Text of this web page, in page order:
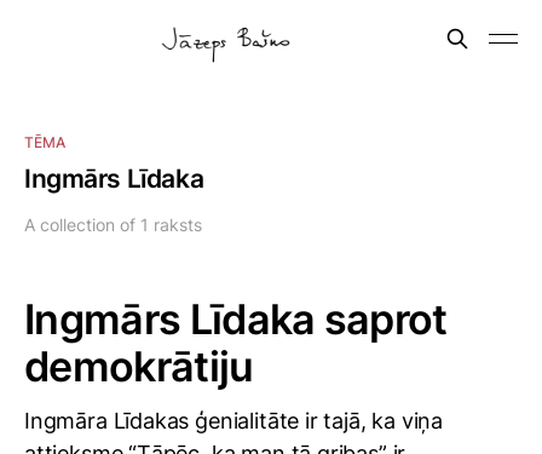
TĒMA
Ingmārs Līdaka
A collection of 1 raksts
Ingmārs Līdaka saprot
demokrātiju
Ingmāra Līdakas ģenialitāte ir tajā, ka viņa